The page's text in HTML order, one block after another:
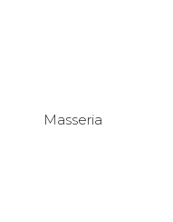
Masseria